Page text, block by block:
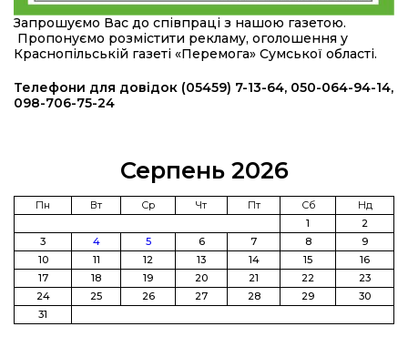
20:36
22 лип
Нова кав’ярня в Сумах: як родина військового
з Краснопілля відкрила «Лев каву» за грантові
кошти (ВІДЕО)
14:37
21 лип
Захищав кордон до останнього подиху:
пам’яті полеглого прикордонника Олександра
Від штанги до «крил»: як спорт і характер
колишнього паверліфтера гартують перемогу
11:19
21 лип
На щиті повертається додому:
Краснопільська громада втратила 27-річного
Захисника Сергія Балабаєнка
11:00
19 лип
Музей, який був частиною життя
Запрошуємо Вас до співпраці з нашою газетою.
Пропонуємо розмістити рекламу, оголошення у
Краснопільській газеті «Перемога» Сумської області.
Телефони для довідок (05459) 7-13-64, 050-064-94-14,
098-706-75-24
Серпень 2026
Пн Вт Ср Чт Пт Сб
Нд
1
2
3
4 5 6 7 8
9
10
11 12 13 14 15
16
17
18 19 20 21 22
23
24
25 26 27 28 29
30
31